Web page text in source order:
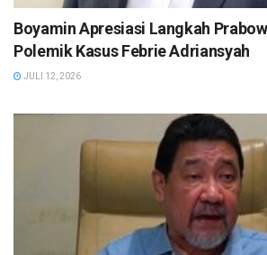
Boyamin Apresiasi Langkah
Polemik Kasus Febrie Adriansyah
JULI 12, 2026